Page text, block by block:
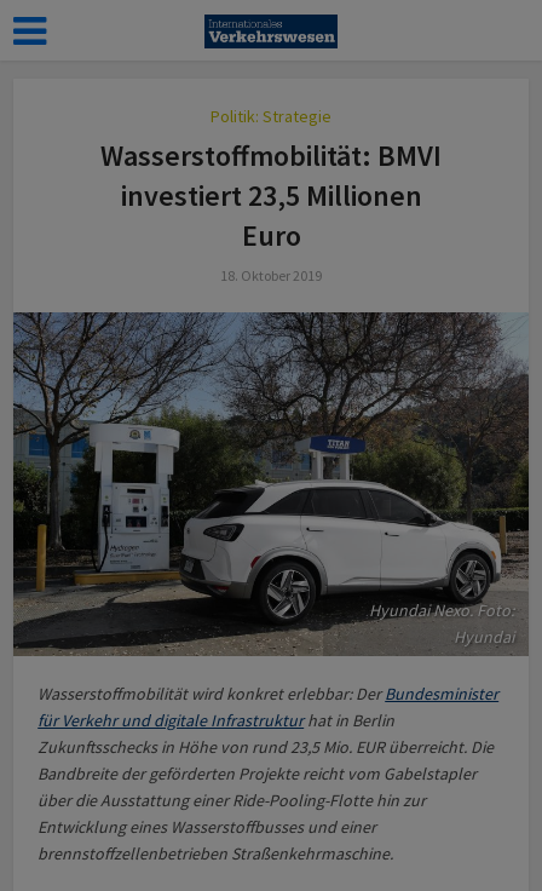
Politik: Strategie
Wasserstoffmobilität: BMVI
investiert 23,5 Millionen
Euro
18. Oktober 2019
Hyundai Nexo. Foto:
Hyundai
Wasserstoffmobilität wird konkret erlebbar: DerBundesminister
für Verkehr und digitale Infrastrukturhat in Berlin
Zukunftsschecks in Höhe von rund 23,5 Mio. EUR überreicht. Die
Bandbreite der geförderten Projekte reicht vom Gabelstapler
über die Ausstattung einer Ride-Pooling-Flotte hin zur
Entwicklung eines Wasserstoffbusses und einer
brennstoffzellenbetrieben Straßenkehrmaschine.